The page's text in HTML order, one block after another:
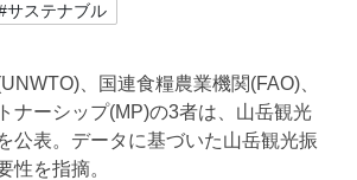
サステナブル
、国連食糧農業機関(FAO)、
ナーシップ(MP)の3者は、山岳観光
公表。データに基づいた山岳観光振
性を指摘。